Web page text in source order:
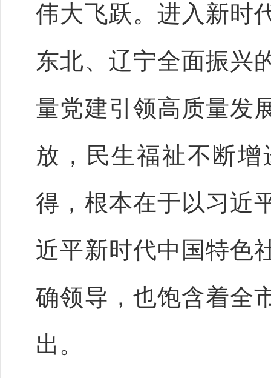
伟大飞跃。进入新时
东北、辽宁全面振兴
量党建引领高质量发
放，民生福祉不断
得，根本在于以习近
近平新时代中国特色
确领导，也饱含着全
出。